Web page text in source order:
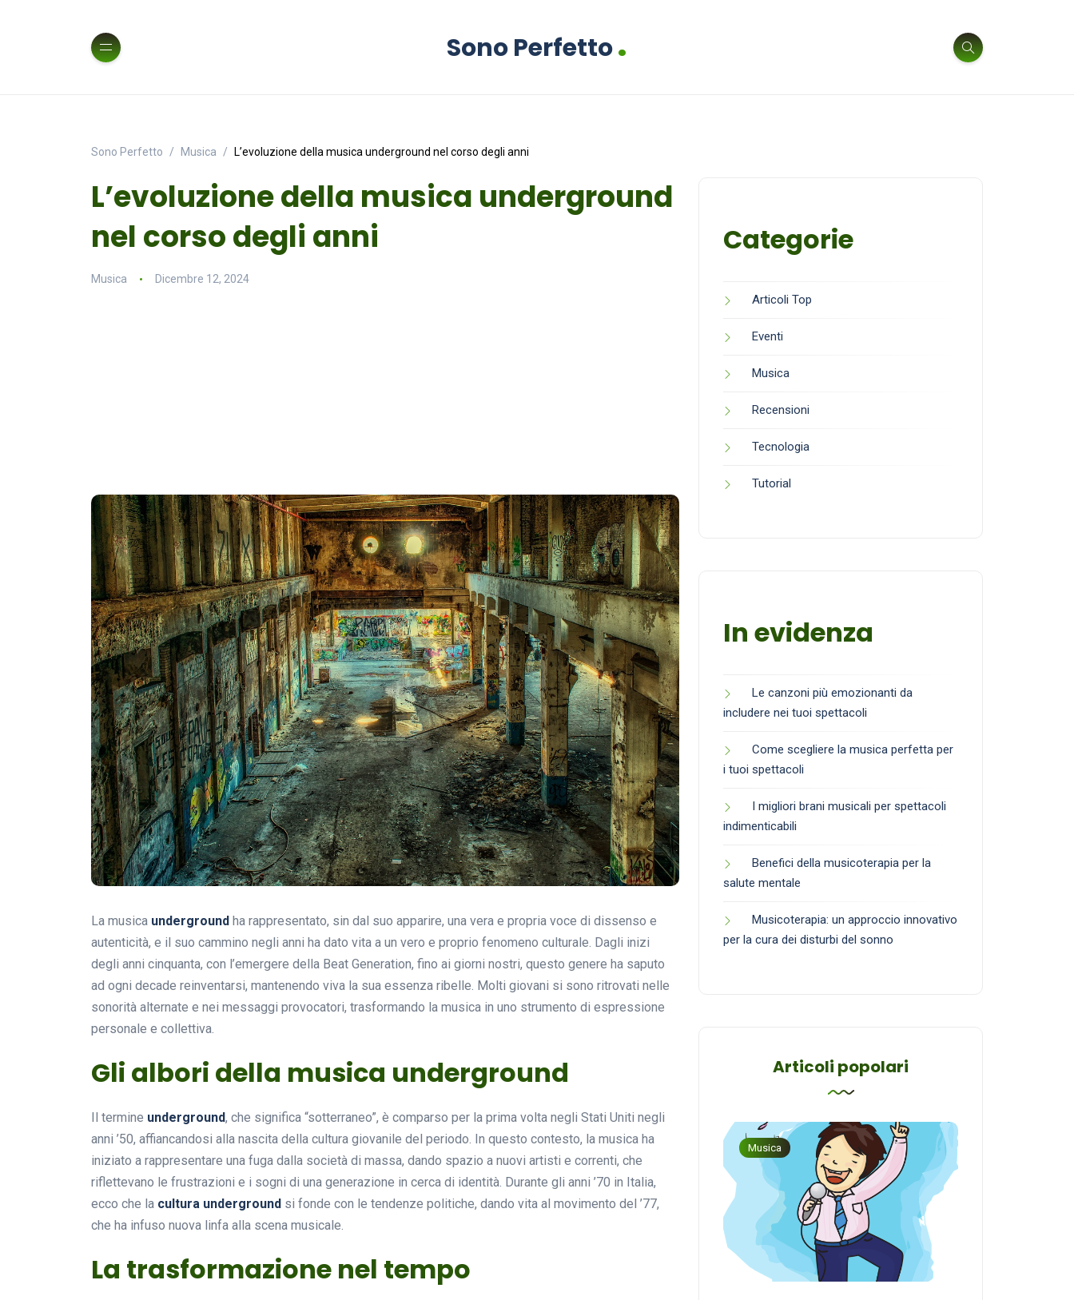
Sono Perfetto.
Sono Perfetto Musica L’evoluzione della musica underground nel corso degli anni
L’evoluzione della musica underground
nel corso degli anni
Musica Dicembre 12, 2024
La musica underground ha rappresentato, sin dal suo apparire, una vera e propria voce di dissenso e
autenticità, e il suo cammino negli anni ha dato vita a un vero e proprio fenomeno culturale. Dagli inizi
degli anni cinquanta, con l’emergere della Beat Generation, fino ai giorni nostri, questo genere ha saputo
ad ogni decade reinventarsi, mantenendo viva la sua essenza ribelle. Molti giovani si sono ritrovati nelle
sonorità alternate e nei messaggi provocatori, trasformando la musica in uno strumento di espressione
personale e collettiva.
Gli albori della musica underground
Il termine underground, che significa “sotterraneo”, è comparso per la prima volta negli Stati Uniti negli
anni ’50, affiancandosi alla nascita della cultura giovanile del periodo. In questo contesto, la musica ha
iniziato a rappresentare una fuga dalla società di massa, dando spazio a nuovi artisti e correnti, che
riflettevano le frustrazioni e i sogni di una generazione in cerca di identità. Durante gli anni ’70 in Italia,
ecco che la cultura underground si fonde con le tendenze politiche, dando vita al movimento del ’77,
che ha infuso nuova linfa alla scena musicale.
La trasformazione nel tempo
Categorie
Articoli Top
Eventi
Musica
Recensioni
Tecnologia
Tutorial
In evidenza
Le canzoni più emozionanti da
includere nei tuoi spettacoli
Come scegliere la musica perfetta per
i tuoi spettacoli
I migliori brani musicali per spettacoli
indimenticabili
Benefici della musicoterapia per la
salute mentale
Musicoterapia: un approccio innovativo
per la cura dei disturbi del sonno
Articoli popolari
Musica